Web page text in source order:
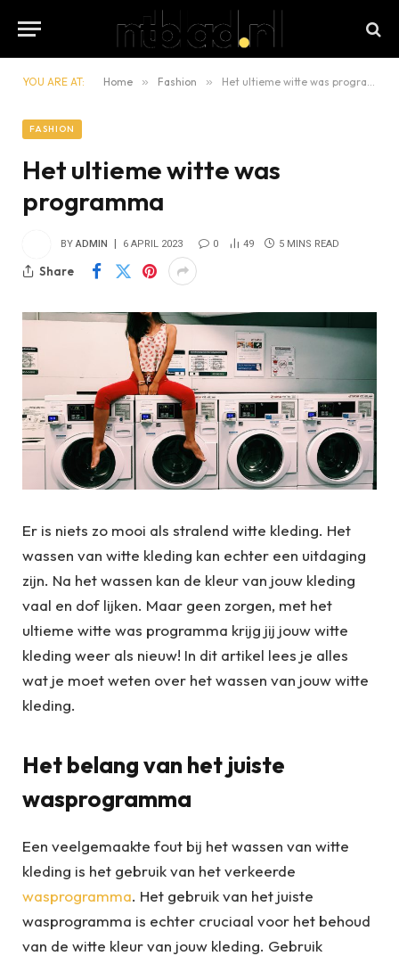
YOU ARE AT: Home » Fashion » Het ultieme witte was programma
FASHION
Het ultieme witte was
programma
BY ADMIN 6 APRIL 2023 0 49 5 MINS READ
Share
Er is niets zo mooi als stralend witte kleding. Het
wassen van witte kleding kan echter een uitdaging
zijn. Na het wassen kan de kleur van jouw kleding
vaal en dof lijken. Maar geen zorgen, met het
ultieme witte was programma krijg jij jouw witte
kleding weer als nieuw! In dit artikel lees je alles
wat je moet weten over het wassen van jouw witte
kleding.
Het belang van het juiste
wasprogramma
Een veelgemaakte fout bij het wassen van witte
kleding is het gebruik van het verkeerde
wasprogramma. Het gebruik van het juiste
wasprogramma is echter cruciaal voor het behoud
van de witte kleur van jouw kleding. Gebruik